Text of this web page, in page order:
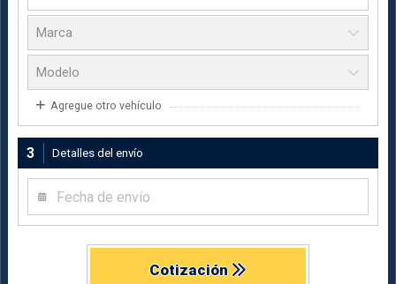
Agregue otro vehículo
3 Detalles del envío
Cotización